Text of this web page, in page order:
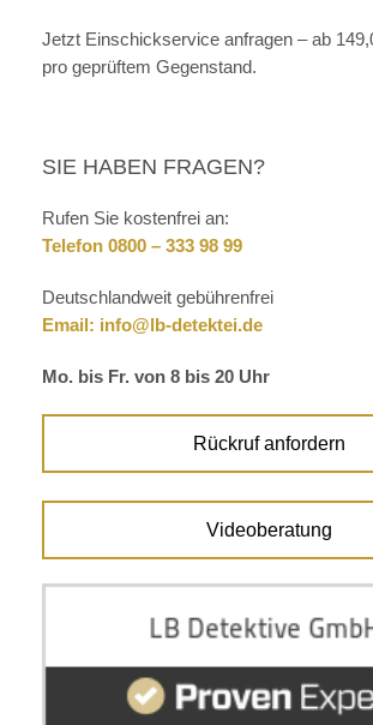
Jetzt Einschickservice anfragen – ab
pro geprüftem Gegenstand.
SIE HABEN FRAGEN?
Rufen Sie kostenfrei an:
Telefon 0800 – 333 98 99
Deutschlandweit gebührenfrei
Email: info@lb-detektei.de
Mo. bis Fr. von 8 bis 20 Uhr
Rückruf anfordern
Videoberatung